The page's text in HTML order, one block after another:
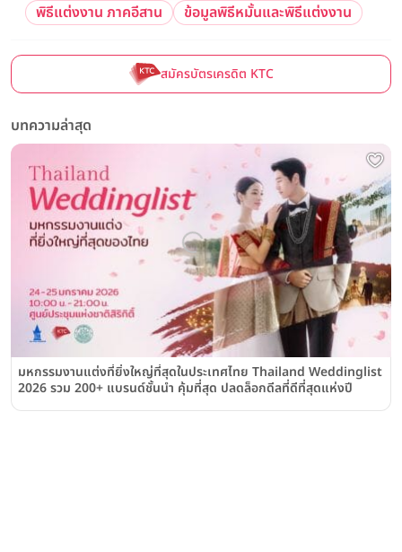
พิธีแต่งงาน ภาคอีสาน
ข้อมูลพิธีหมั้นและพิธีแต่งงาน
สมัครบัตรเครดิต KTC
บทความล่าสุด
มหกรรมงานแต่งที่ยิ่งใหญ่ที่สุดในประเทศไทย Thailand Weddinglist
2026 รวม 200+ แบรนด์ชั้นนำ คุ้มที่สุด ปลดล็อกดีลที่ดีที่สุดแห่งปี